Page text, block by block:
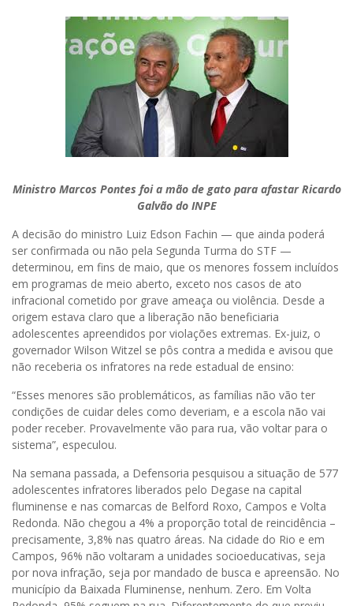
Ministro Marcos Pontes foi a mão de gato para afastar Ricardo
Galvão do INPE
A decisão do ministro Luiz Edson Fachin — que ainda poderá
ser confirmada ou não pela Segunda Turma do STF —
determinou, em fins de maio, que os menores fossem incluídos
em programas de meio aberto, exceto nos casos de ato
infracional cometido por grave ameaça ou violência. Desde a
origem estava claro que a liberação não beneficiaria
adolescentes apreendidos por violações extremas. Ex-juiz, o
governador Wilson Witzel se pôs contra a medida e avisou que
não receberia os infratores na rede estadual de ensino:
“Esses menores são problemáticos, as famílias não vão ter
condições de cuidar deles como deveriam, e a escola não vai
poder receber. Provavelmente vão para rua, vão voltar para o
sistema”, especulou.
Na semana passada, a Defensoria pesquisou a situação de 577
adolescentes infratores liberados pelo Degase na capital
fluminense e nas comarcas de Belford Roxo, Campos e Volta
Redonda. Não chegou a 4% a proporção total de reincidência –
precisamente, 3,8% nas quatro áreas. Na cidade do Rio e em
Campos, 96% não voltaram a unidades socioeducativas, seja
por nova infração, seja por mandado de busca e apreensão. No
município da Baixada Fluminense, nenhum. Zero. Em Volta